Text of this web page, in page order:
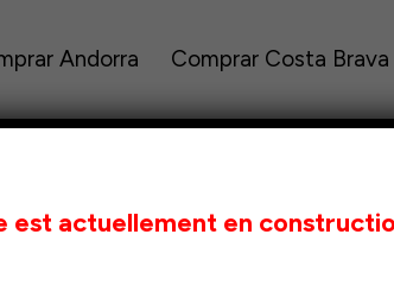
Andorra Comprar Costa Brava
est actuellement en